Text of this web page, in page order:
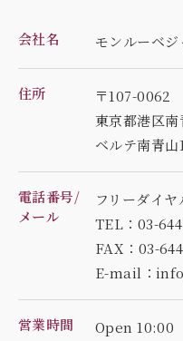
会社名 モンルーベ
住所
〒107-0062
東京都港区
ベルテ南青山
電話番号/
メール
フリーダイ
TEL：03-
FAX：03-
E-mail：
営業時間
Open 10:00